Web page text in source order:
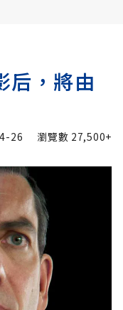
后，將由
26 瀏覽數 27,500+